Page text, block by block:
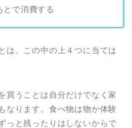
とで消費する
は、この中の上４つに当ては
買うことは自分だけでなく家
なります。食べ物は物か体験
っと残ったりはしないからで